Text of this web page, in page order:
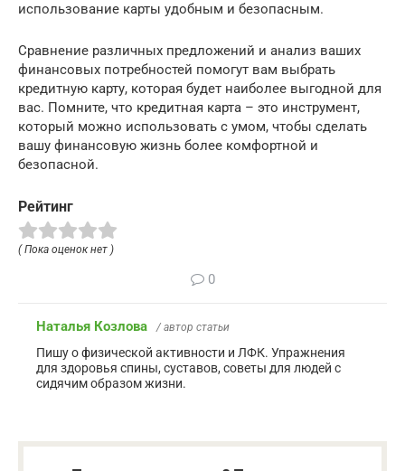
использование карты удобным и безопасным.
Сравнение различных предложений и анализ ваших
финансовых потребностей помогут вам выбрать
кредитную карту, которая будет наиболее выгодной для
вас. Помните, что кредитная карта – это инструмент,
который можно использовать с умом, чтобы сделать
вашу финансовую жизнь более комфортной и
безопасной.
Рейтинг
( Пока оценок нет )
0
Наталья Козлова / автор статьи
Пишу о физической активности и ЛФК. Упражнения
для здоровья спины, суставов, советы для людей с
сидячим образом жизни.